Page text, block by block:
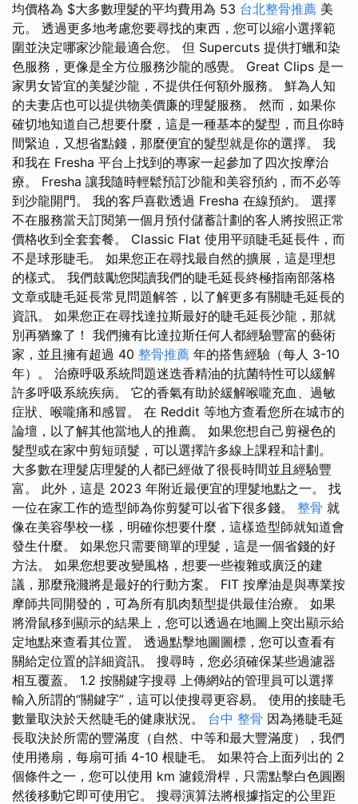
均價格為 $大多數理髮的平均費用為 53 台北整骨推薦 美
元。 透過更多地考慮您要尋找的東西，您可以縮小選擇範
圍並決定哪家沙龍最適合您。 但 Supercuts 提供打蠟和染
色服務，更像是全方位服務沙龍的感覺。 Great Clips 是一
家男女皆宜的美髮沙龍，不提供任何額外服務。 鮮為人知
的夫妻店也可以提供物美價廉的理髮服務。 然而，如果你
確切地知道自己想要什麼，這是一種基本的髮型，而且你時
間緊迫，又想省點錢，那麼便宜的髮型就是你的選擇。 我
和我在 Fresha 平台上找到的專家一起參加了四次按摩治
療。 Fresha 讓我隨時輕鬆預訂沙龍和美容預約，而不必等
到沙龍開門。 我的客戶喜歡透過 Fresha 在線預約。 選擇
不在服務當天訂閱第一個月預付儲蓄計劃的客人將按照正常
價格收到全套套餐。 Classic Flat 使用平頭睫毛延長件，而
不是球形睫毛。 如果您正在尋找最自然的擴展，這是理想
的樣式。 我們鼓勵您閱讀我們的睫毛延長終極指南部落格
文章或睫毛延長常見問題解答，以了解更多有關睫毛延長的
資訊。 如果您正在尋找達拉斯最好的睫毛延長沙龍，那就
別再猶豫了！ 我們擁有比達拉斯任何人都經驗豐富的藝術
家，並且擁有超過 40 整骨推薦 年的搭售經驗（每人 3-10
年）。 治療呼吸系統問題迷迭香精油的抗菌特性可以緩解
許多呼吸系統疾病。 它的香氣有助於緩解喉嚨充血、過敏
症狀、喉嚨痛和感冒。 在 Reddit 等地方查看您所在城市的
論壇，以了解其他當地人的推薦。 如果您想自己剪褪色的
髮型或在家中剪短頭髮，可以選擇許多線上課程和計劃。
大多數在理髮店理髮的人都已經做了很長時間並且經驗豐
富。 此外，這是 2023 年附近最便宜的理髮地點之一。 找
一位在家工作的造型師為你剪髮可以省下很多錢。 整骨 就
像在美容學校一樣，明確你想要什麼，這樣造型師就知道會
發生什麼。 如果您只需要簡單的理髮，這是一個省錢的好
方法。 如果您想要改變風格，想要一些複雜或廣泛的建
議，那麼飛濺將是最好的行動方案。 FIT 按摩油是與專業按
摩師共同開發的，可為所有肌肉類型提供最佳治療。 如果
將滑鼠移到顯示的結果上，您可以透過在地圖上突出顯示給
定地點來查看其位置。 透過點擊地圖圖標，您可以查看有
關給定位置的詳細資訊。 搜尋時，您必須確保某些過濾器
相互覆蓋。 1.2 按關鍵字搜尋 上傳網站的管理員可以選擇
輸入所謂的“關鍵字”，這可以使搜尋更容易。 使用的接睫毛
數量取決於天然睫毛的健康狀況。 台中 整骨 因為捲睫毛延
長取決於所需的豐滿度（自然、中等和最大豐滿度），我們
使用捲扇，每扇可插 4-10 根睫毛。 如果符合上面列出的 2
個條件之一，您可以使用 km 濾鏡滑桿，只需點擊白色圓圈
然後移動它即可使用它。 搜尋演算法將根據指定的公里距